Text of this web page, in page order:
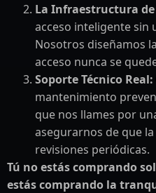
La Infraestructura de
acceso inteligente
Nosotros diseñamos
acceso nunca se
Soporte Técnico Real:
mantenimiento
que nos llames por
asegurarnos de que
revisiones periódicas.
Tú no estás comprando
estás comprando la